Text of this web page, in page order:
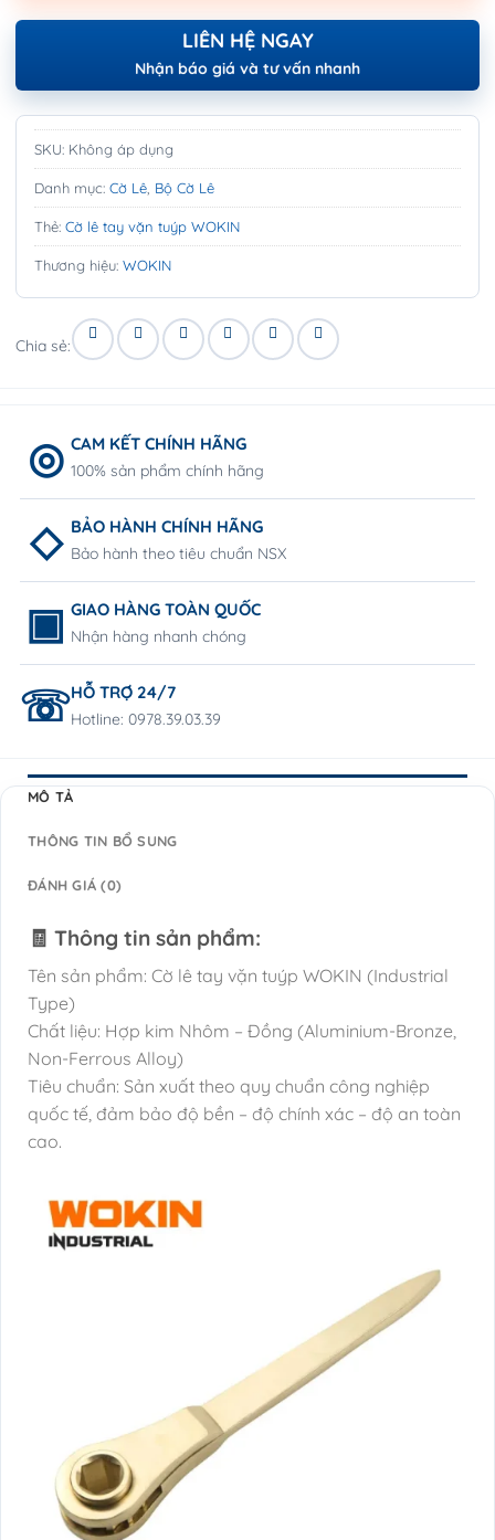
LIÊN HỆ NGAY
Nhận báo giá và tư vấn nhanh
SKU: Không áp dụng
Danh mục: Cờ Lê Bộ Cờ Lê
Thẻ: Cờ lê tay vặn tuýp WOKIN
Thương hiệu: WOKIN
Chia sẻ:
CAM KẾT CHÍNH HÃNG
100% sản phẩm chính hãng
BẢO HÀNH CHÍNH HÃNG
Bảo hành theo tiêu chuẩn NSX
GIAO HÀNG TOÀN QUỐC
Nhận hàng nhanh chóng
HỖ TRỢ 24/7
Hotline: 0978.39.03.39
MÔ TẢ
THÔNG TIN BỔ SUNG
ĐÁNH GIÁ (0)
🧾 Thông tin sản phẩm:
Tên sản phẩm: Cờ lê tay vặn tuýp WOKIN (Industrial
Type)
Chất liệu: Hợp kim Nhôm – Đồng (Aluminium-Bronze,
Non-Ferrous Alloy)
Tiêu chuẩn: Sản xuất theo quy chuẩn công nghiệp
quốc tế, đảm bảo độ bền – độ chính xác – độ an toàn
cao.